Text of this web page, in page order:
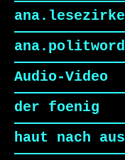
Audio-Video
der foenig
haut nach